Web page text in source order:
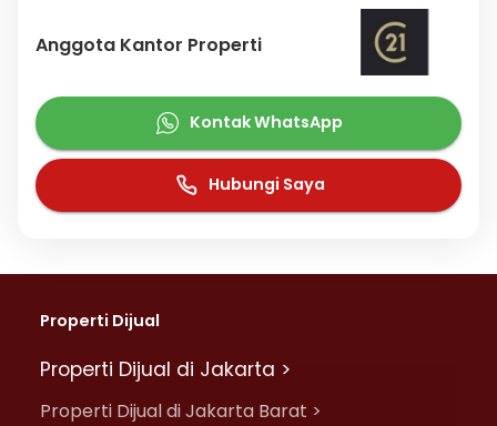
Anggota Kantor Properti
Kontak WhatsApp
Hubungi Saya
Properti Dijual
Properti Dijual di Jakarta >
Properti Dijual di Jakarta Barat >